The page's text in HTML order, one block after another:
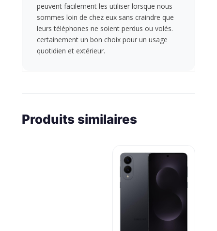
peuvent facilement les utiliser lorsque nous
sommes loin de chez eux sans craindre que
leurs téléphones ne soient perdus ou volés.
certainement un bon choix pour un usage
quotidien et extérieur.
Produits similaires